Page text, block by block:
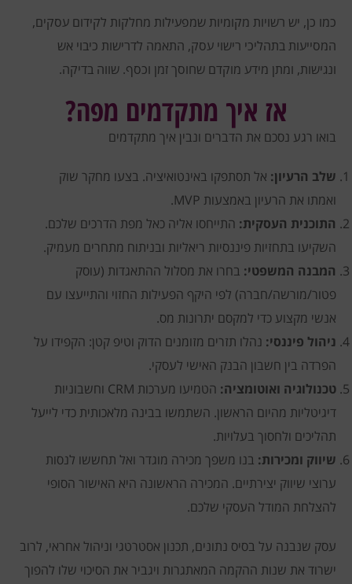
כמו כן, יש רשויות מקומיות שמפעילות מחלקות לקידום עסקים,
המסייעות בתהליכי רישוי עסק, התאמה לדרישות כיבוי אש
ונגישות, ומתן מידע מוקדם שחוסך זמן וכסף. שווה בדיקה.
אז איך מתקדמים מפה?
בואו רגע נסכם את הדברים ונבין איך מתקדמים
שלב הרעיון: אל תסתפקו באינטואיציה. בצעו מחקר שוק
ואמתו את הרעיון באמצעות MVP.
התוכנית העסקית: התייחסו אליה כאל מפת הדרכים שלכם.
השקיעו בתחזיות פיננסיות ריאליות ובניתוח מתחרים מעמיק.
המבנה המשפטי: בחרו את מסלול ההתאגדות (עוסק
פטור/מורשה/חברה) לפי היקף הפעילות החזוי והתייעצו עם
אנשי מקצוע כדי למקסם יתרונות מס.
ניהול פיננסי: נהלו תזרים מזומנים הדוק וטיפ קטן: הקפידו על
הפרדה בין חשבון הבנק האישי לעסקי.
טכנולוגיה ואוטומציה:
הטמיעו מערכות CRM וחשבוניות
דיגיטליות מהיום הראשון. השתמשו בבינה מלאכותית כדי לייעל
תהליכים ולחסוך בעלויות.
שיווק ומכירות: בנו משפך מכירה מוגדר ואל תחששו לנסות
ערוצי שיווק יצירתיים. המכירה הראשונה היא האישור הסופי
להצלחת המודל העסקי שלכם.
עסק שנבנה על בסיס נתונים, תכנון אסטרטגי וניהול אחראי, לרוב
ישרוד את שנות ההקמה המאתגרות ויגביר את הסיכוי שלו להפוך